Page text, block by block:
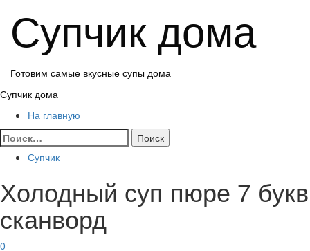
содержимому
Супчик дома
Готовим самые вкусные супы дома
Основное
Супчик дома
На главную
Найти:
Супчик
Холодный суп пюре 7 букв
сканворд
0